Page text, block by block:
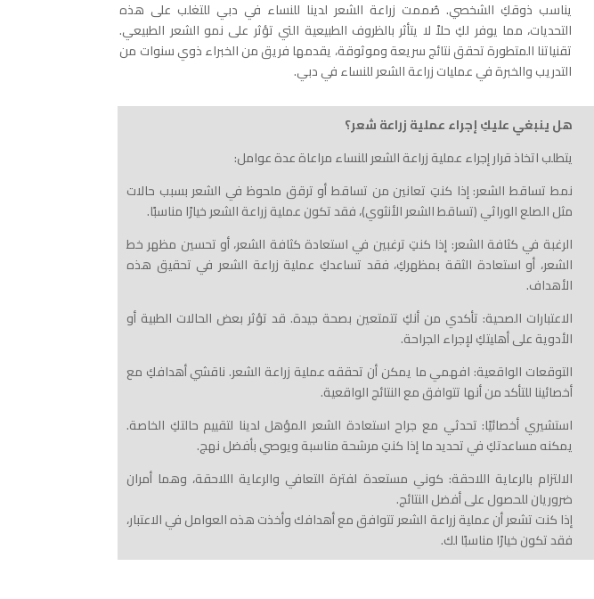
يناسب ذوقكِ الشخصي. صُممت زراعة الشعر لدينا للنساء في دبي للتغلب على هذه
التحديات، مما يوفر لكِ حلاً لا يتأثر بالظروف الطبيعية التي تؤثر على نمو الشعر الطبيعي.
تقنياتنا المتطورة تحقق نتائج سريعة وموثوقة، يقدمها فريق من الخبراء ذوي سنوات من
التدريب والخبرة في عمليات زراعة الشعر للنساء في دبي.
هل ينبغي عليكِ إجراء عملية زراعة شعر؟
يتطلب اتخاذ قرار إجراء عملية زراعة الشعر للنساء مراعاة عدة عوامل:
نمط تساقط الشعر: إذا كنتِ تعانين من تساقط أو ترقق ملحوظ في الشعر بسبب حالات
مثل الصلع الوراثي (تساقط الشعر الأنثوي)، فقد تكون عملية زراعة الشعر خيارًا مناسبًا.
الرغبة في كثافة الشعر: إذا كنتِ ترغبين في استعادة كثافة الشعر، أو تحسين مظهر خط
الشعر، أو استعادة الثقة بمظهركِ، فقد تساعدكِ عملية زراعة الشعر في تحقيق هذه
الأهداف.
الاعتبارات الصحية: تأكدي من أنكِ تتمتعين بصحة جيدة. قد تؤثر بعض الحالات الطبية أو
الأدوية على أهليتكِ لإجراء الجراحة.
التوقعات الواقعية: افهمي ما يمكن أن تحققه عملية زراعة الشعر. ناقشي أهدافكِ مع
أخصائينا للتأكد من أنها تتوافق مع النتائج الواقعية.
استشيري أخصائيًا: تحدثي مع جراح استعادة الشعر المؤهل لدينا لتقييم حالتكِ الخاصة.
يمكنه مساعدتكِ في تحديد ما إذا كنتِ مرشحة مناسبة ويوصي بأفضل نهج.
الالتزام بالرعاية اللاحقة: كوني مستعدة لفترة التعافي والرعاية اللاحقة، وهما أمران
ضروريان للحصول على أفضل النتائج.
إذا كنت تشعر أن عملية زراعة الشعر تتوافق مع أهدافك وأخذت هذه العوامل في الاعتبار،
فقد تكون خيارًا مناسبًا لك.